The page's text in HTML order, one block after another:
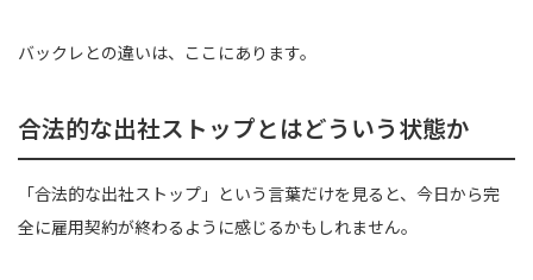
バックレとの違いは、ここにあります。
合法的な出社ストップとはどういう状態か
「合法的な出社ストップ」という言葉だけを見ると、今日から完
全に雇用契約が終わるように感じるかもしれません。